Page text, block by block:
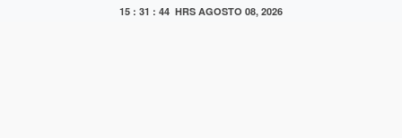
15 : 31 : 44 HRS AGOSTO 08, 2026